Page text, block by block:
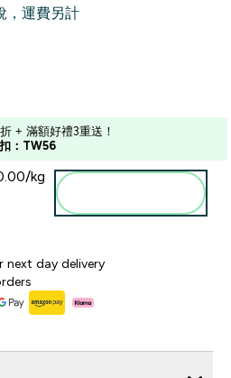
，運費另計
折 + 滿額好禮3重送！
：TW56
price
kg
day delivery